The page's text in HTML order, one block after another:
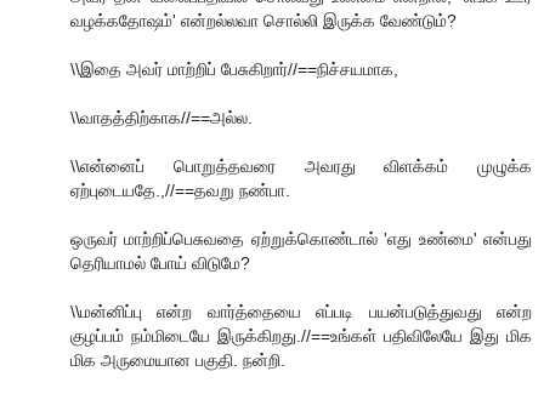
வழக்கதோஷம்' என்றல்லவா சொல்லி இருக்க வேண்டும்?
\\இதை அவர் மாற்றிப் பேசுகிறார்//==நிச்சயமாக,
\\வாதத்திற்காக//==அல்ல.
\\என்னைப் பொறுத்தவரை அவரது விளக்கம் முழுக்க
ஏற்புடையதே.,//==தவறு நண்பா.
ஒருவர் மாற்றிப்பெசுவதை ஏற்றுக்கொண்டால் 'எது உண்மை' என்பது
தெரியாமல் போய் விடுமே?
\\மன்னிப்பு என்ற வார்த்தையை எப்படி பயன்படுத்துவது என்ற
குழப்பம் நம்மிடையே இருக்கிறது.//==உங்கள் பதிவிலேயே இது மிக
மிக அருமையான பகுதி. நன்றி.